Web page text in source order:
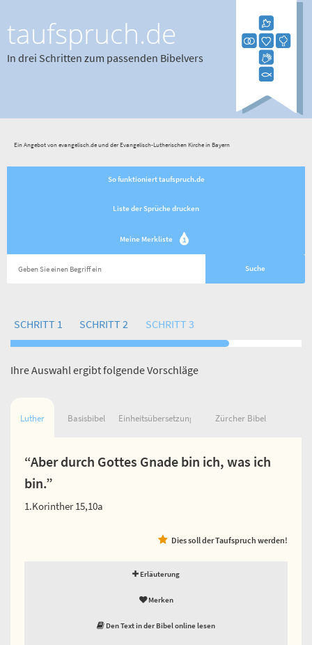
taufspruch.de
In drei Schritten zum passenden Bibelvers
Ein Angebot von evangelisch.de und der Evangelisch-Lutherischen Kirche in Bayern
So funktioniert taufspruch.de
Liste der Sprüche drucken
Meine Merkliste 1
SCHRITT 1 SCHRITT 2 SCHRITT 3
Ihre Auswahl ergibt folgende Vorschläge
Luther Basisbibel Einheitsübersetzung Zürcher Bibel
“Aber durch Gottes Gnade bin ich, was ich
bin.”
1.Korinther 15,10a
Dies soll der Taufspruch werden!
Erläuterung
Merken
Den Text in der Bibel online lesen